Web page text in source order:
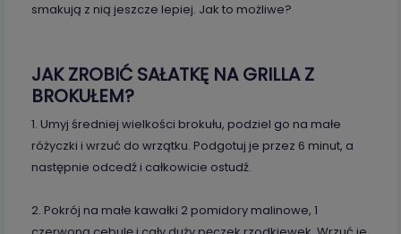
smakują z nią jeszcze lepiej. Jak to możliwe?
JAK ZROBIĆ SAŁATKĘ NA GRILLA Z
BROKUŁEM?
1. Umyj średniej wielkości brokułu, podziel go na małe
różyczki i wrzuć do wrzątku. Podgotuj je przez 6 minut, a
następnie odcedź i całkowicie ostudź.
2. Pokrój na małe kawałki 2 pomidory malinowe, 1